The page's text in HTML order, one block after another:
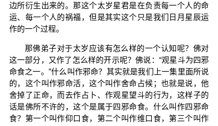
边所衍生出来的。那这个太岁星君是在负责每一个人的命
运、每一个人的祸福，但是其实这个只是我们日月星辰运
作的一个过程。
那佛弟子对于太岁应该有怎么样的一个认知呢？佛对
这一部分，又作了怎么样的开示呢？佛说：“观星斗为四邪
命食之一。”什么叫作邪命？其实就是我们上一集里面所说
的，这个叫作邪命活，这个叫作舍命占候；也就是说，他
舍掉了正命，而去作占卜、作观星望斗的行为，这样子的
话是佛所不许的，这个是属于四邪命食。什么叫作四邪命
食？第一个叫作仰口食，第二个叫作维口食，第三个叫作